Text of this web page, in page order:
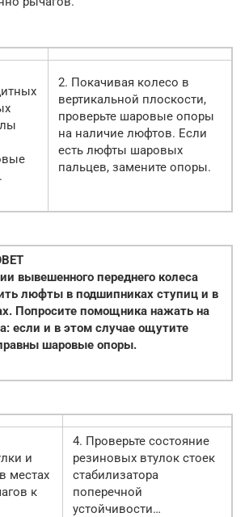
2. Покачивая колесо в
вертикальной плоскости,
проверьте шаровые опоры
на наличие люфтов. Если
есть люфты шаровых
пальцев, замените опоры.
вывешенного переднего колеса
люфты в подшипниках ступиц и в
Попросите помощника нажать на
если и в этом случае ощутите
шаровые опоры.
и
местах
к
4. Проверьте состояние
резиновых втулок стоек
стабилизатора
поперечной
устойчивости…